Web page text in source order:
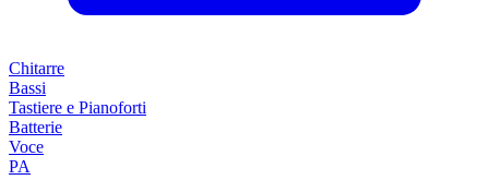
Chitarre
Bassi
Tastiere e Pianoforti
Batterie
Voce
PA